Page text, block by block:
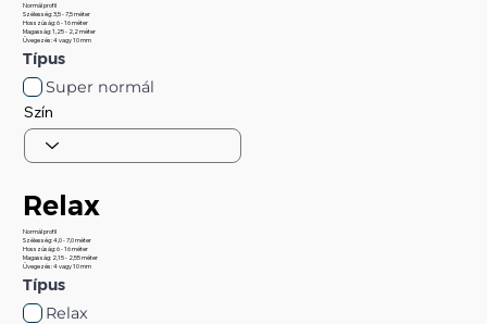
Normál profil
Szélesség: 3,5 - 7,5 méter
Hosszúság: 6 - 16 méter
Magasság: 1,25 - 2,2 méter
Üvegezés: 4 vagy 10 mm
Típus
Super normál
Szín
Relax
Normál profil
Szélesség: 4,0 - 7,0 méter
Hosszúság: 6 - 16 méter
Magasság: 2,15 - 2,55 méter
Üvegezés: 4 vagy 10 mm
Típus
Relax